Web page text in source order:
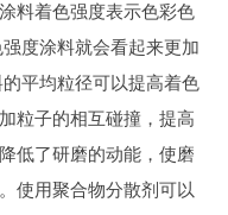
料着色强度表示色彩色
度涂料就会看起来更加
平均粒径可以提高着色
粒子的相互碰撞，提高
低了研磨的动能，使磨
使用聚合物分散剂可以